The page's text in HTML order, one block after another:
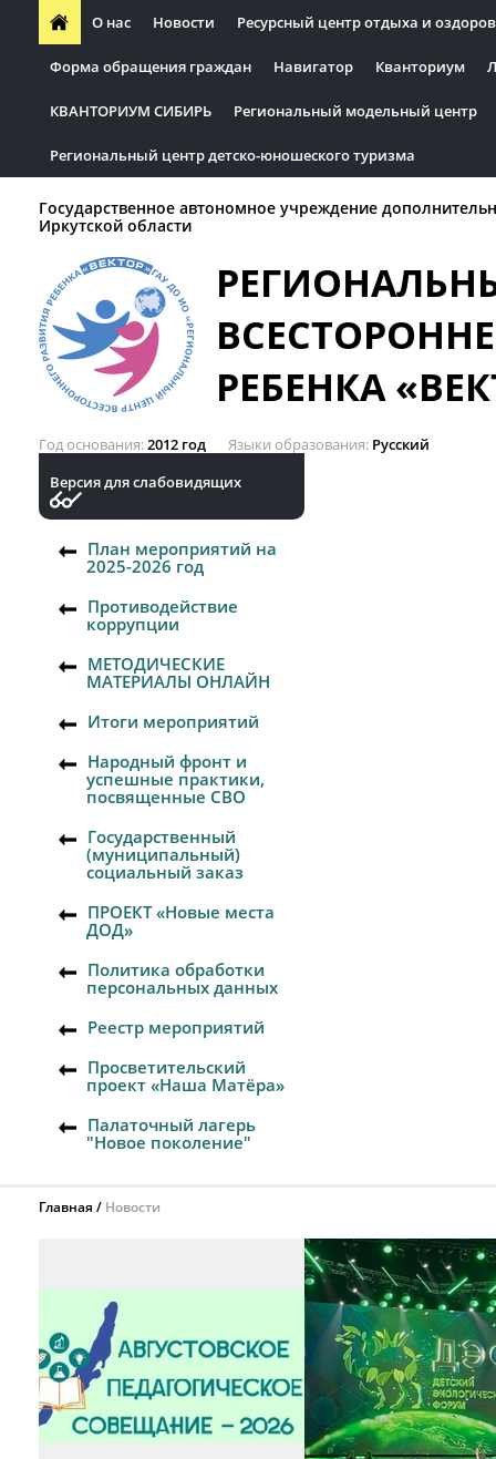
О нас Новости Ресурсный центр отдыха и
Форма обращения граждан Навигатор Кванториум
КВАНТОРИУМ СИБИРЬ Региональный модельный центр
Региональный центр детско-юношеского туризма
Государственное автономное учреждение
Иркутской области
РЕБЕНКА
Год основания 2012 год Языки образования Русский
Версия для слабовидящих
План мероприятий на
2025-2026 год
Противодействие
коррупции
МЕТОДИЧЕСКИЕ
МАТЕРИАЛЫ ОНЛАЙН
Итоги мероприятий
Народный фронт и
успешные практики,
посвященные СВО
Государственный
(муниципальный)
социальный заказ
ПРОЕКТ «Новые места
ДОД»
Политика обработки
персональных данных
Реестр мероприятий
Просветительский
проект «Наша Матёра»
Палаточный лагерь
"Новое поколение"
Главная Новости